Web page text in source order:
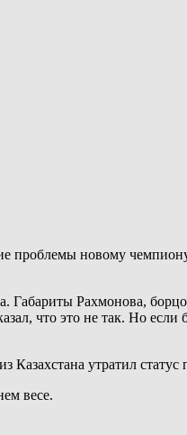
проблемы новому
Габариты Рахмонова,
что это не так. Но если
утратил статус
весе.